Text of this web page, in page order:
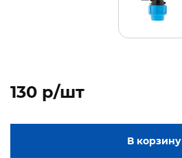
130 p/шт
В корзину